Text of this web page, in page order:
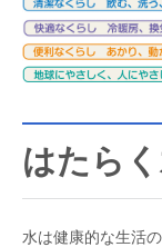
はたら
水は健康的な生活